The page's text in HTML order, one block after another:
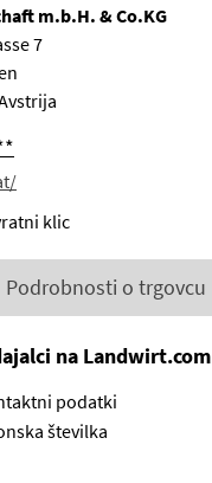
m.b.H. & Co.KG
7
klic
Podrobnosti o trgovcu
na Landwirt.com
podatki
številka